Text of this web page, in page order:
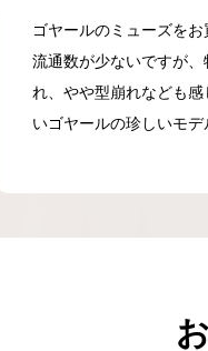
取相
ゴヤールのミューズを
流通数が少ないですが
れ、やや型崩れなども
いゴヤールの珍しいモデ